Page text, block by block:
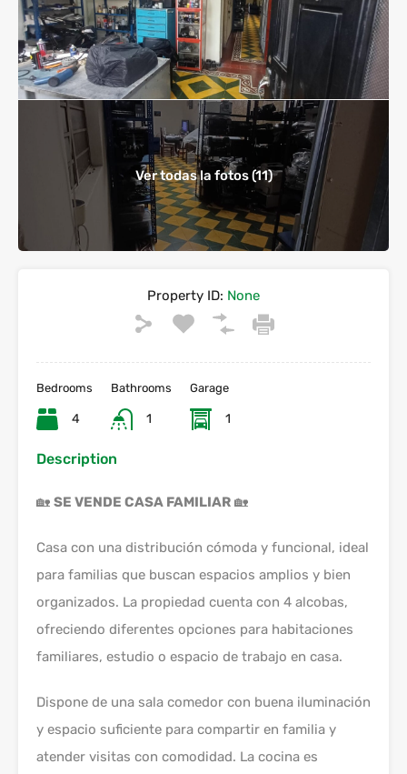
Ver todas la fotos (11)
Property ID: None
Bedrooms
4
Bathrooms
1
Garage
1
Description
🏡 SE VENDE CASA FAMILIAR 🏡
Casa con una distribución cómoda y funcional, ideal
para familias que buscan espacios amplios y bien
organizados. La propiedad cuenta con 4 alcobas,
ofreciendo diferentes opciones para habitaciones
familiares, estudio o espacio de trabajo en casa.
Dispone de una sala comedor con buena iluminación
y espacio suficiente para compartir en familia y
atender visitas con comodidad. La cocina es